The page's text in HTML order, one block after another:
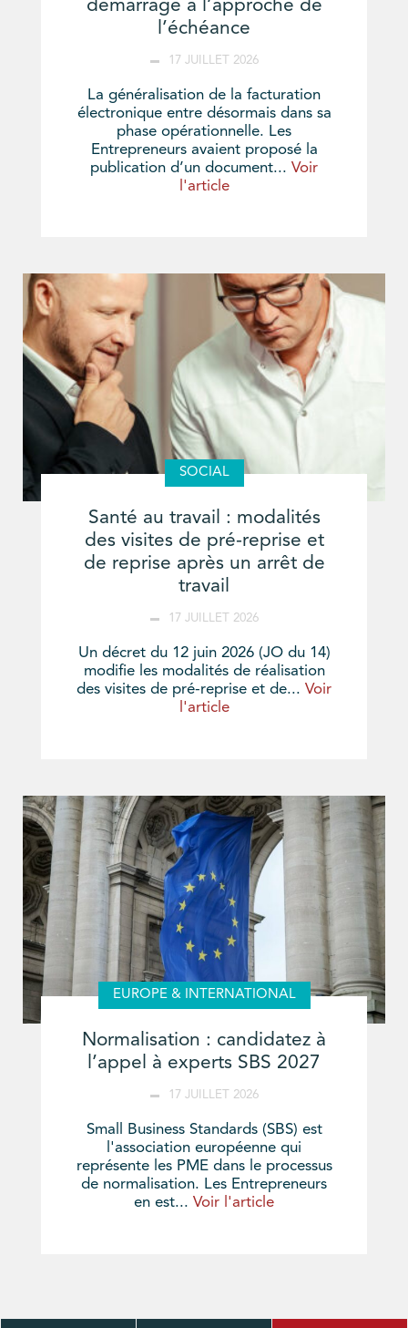
démarrage à l’approche de
l’échéance
17 JUILLET 2026
La généralisation de la facturation
électronique entre désormais dans sa
phase opérationnelle. Les
Entrepreneurs avaient proposé la
publication d’un document... Voir
l'article
SOCIAL
Santé au travail : modalités
des visites de pré-reprise et
de reprise après un arrêt de
travail
17 JUILLET 2026
Un décret du 12 juin 2026 (JO du 14)
modifie les modalités de réalisation
des visites de pré-reprise et de... Voir
l'article
EUROPE & INTERNATIONAL
Normalisation : candidatez à
l’appel à experts SBS 2027
17 JUILLET 2026
Small Business Standards (SBS) est
l'association européenne qui
représente les PME dans le processus
de normalisation. Les Entrepreneurs
en est... Voir l'article